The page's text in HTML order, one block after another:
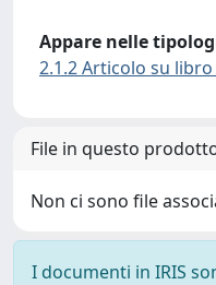
Appare nelle
2.1.2 Articolo su libro
File in questo
Non ci sono file
I documenti in IRIS